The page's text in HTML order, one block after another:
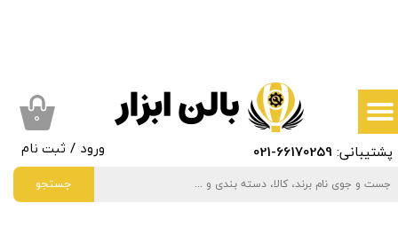
جستجو
پشتیبانی:66170259
-021 ورود / ثبت نام
سفارشات
خروج از حساب کاربری
۰